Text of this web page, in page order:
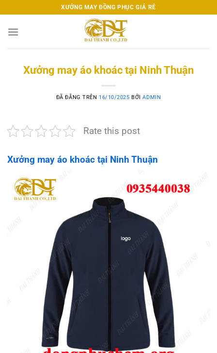
đến
nội
XƯỞNG MAY ĐỒNG PHỤC GIÁ RẺ
Xưởng may áo khoác tại Ninh Thuận
ĐÃ ĐĂNG TRÊN 16/10/2025 BỞIADMIN
Rate this post
Xưởng may áo khoác tại Ninh Thuận